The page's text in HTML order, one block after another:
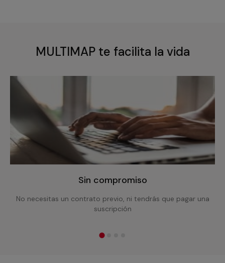
MULTIMAP te facilita la vida
Sin compromiso
No necesitas un contrato previo, ni tendrás que pagar una
suscripción